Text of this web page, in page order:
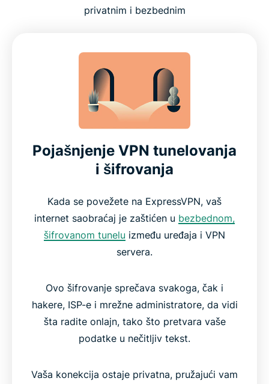
privatnim i bezbednim
Pojašnjenje VPN tunelovanja
i šifrovanja
Kada se povežete na ExpressVPN, vaš
internet saobraćaj je zaštićen u bezbednom,
šifrovanom tunelu između uređaja i VPN
servera.
Ovo šifrovanje sprečava svakoga, čak i
hakere, ISP-e i mrežne administratore, da vidi
šta radite onlajn, tako što pretvara vaše
podatke u nečitljiv tekst.
Vaša konekcija ostaje privatna, pružajući vam